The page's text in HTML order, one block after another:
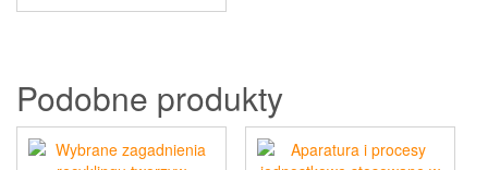
Podobne produkty